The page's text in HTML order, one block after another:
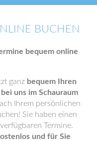
BUCHEN
bequem online
ganz bequem Ihren
uns im Schauraum
Ihrem persönlichen
Sie haben einen
Termine.
und für Sie